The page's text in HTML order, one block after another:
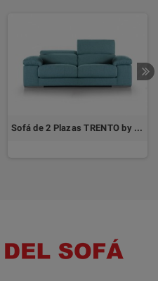
Sofá de 2 Plazas TRENTO by DIVANI